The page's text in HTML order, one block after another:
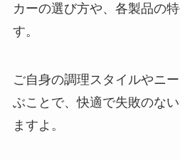
カーの選び方や、各製品の
す。
ご自身の調理スタイルやニ
ぶことで、快適で失敗のな
ますよ。